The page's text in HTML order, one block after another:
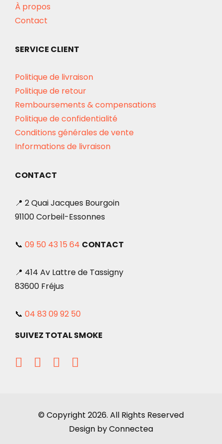
À propos
Contact
SERVICE CLIENT
Politique de livraison
Politique de retour
Remboursements & compensations
Politique de confidentialité
Conditions générales de vente
Informations de livraison
CONTACT
📍 2 Quai Jacques Bourgoin
91100 Corbeil-Essonnes
📞 09 50 43 15 64 CONTACT
📍 414 Av Lattre de Tassigny
83600 Fréjus
📞 04 83 09 92 50
SUIVEZ TOTAL SMOKE
© Copyright 2026. All Rights Reserved
Design by Connectea